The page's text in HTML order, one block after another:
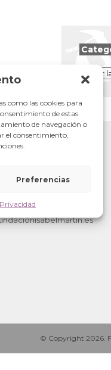
como las cookies para
de estas
de navegación o
el consentimiento,
Preferencias
6-local.
280063
© Copyright 2026.